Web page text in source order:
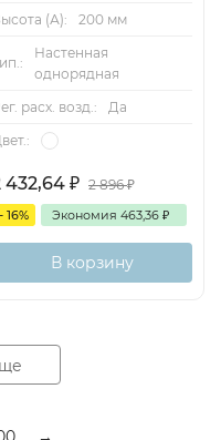
(А):
200 мм
Настенная
однорядная
расх. возд.:
Да
432,64 ₽ 2 896₽
- 16% Экономия 463,36 ₽
В корзину